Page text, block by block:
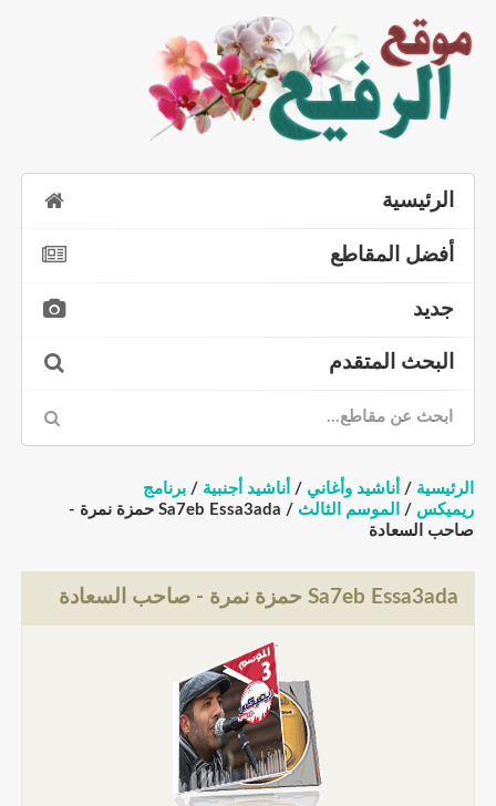
الرئيسية
أفضل المقاطع
جديد
البحث المتقدم
الرئيسية / أناشيد وأغاني / أناشيد أجنبية / برنامج
ريميكس / الموسم الثالث
/ Sa7eb Essa3ada حمزة نمرة -
صاحب السعادة
Sa7eb Essa3ada حمزة نمرة - صاحب السعادة